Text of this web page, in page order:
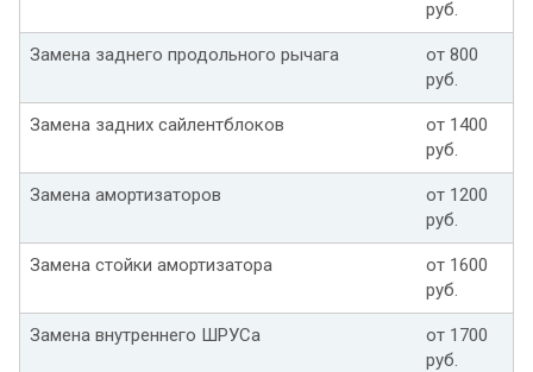
руб.
Замена заднего продольного рычага
от 800
руб.
Замена задних сайлентблоков
от 1400
руб.
Замена амортизаторов
от 1200
руб.
Замена стойки амортизатора
от 1600
руб.
Замена внутреннего ШРУСа
от 1700
руб.